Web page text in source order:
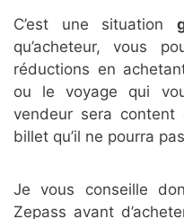
C’est une situation
qu’acheteur, vous
réductions en
ou le voyage qui
vendeur sera content
billet qu’il ne pourra
Je vous conseille
Zepass avant